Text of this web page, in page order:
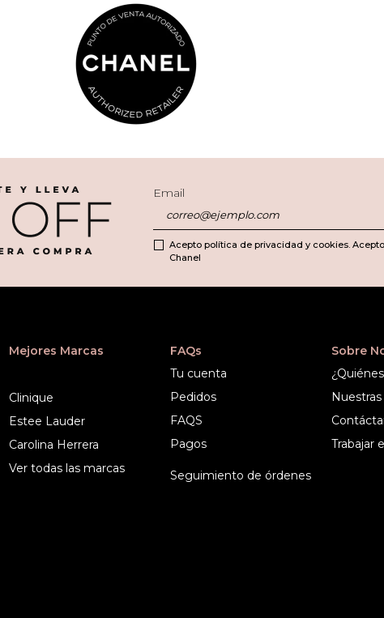
Email
Acepto política de privacidad y cookies.
Chanel
Mejores Marcas
Clinique
Estee Lauder
Carolina Herrera
Ver todas las marcas
FAQs
Tu cuenta
Pedidos
FAQS
Pagos
Seguimiento de órdenes
Sobre
Trabajar